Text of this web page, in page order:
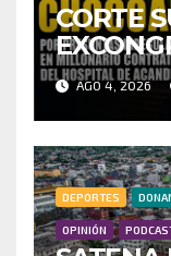
CORTE
POR
DEL
AGO 4, 2026
DEPORTES
OPINIÓN